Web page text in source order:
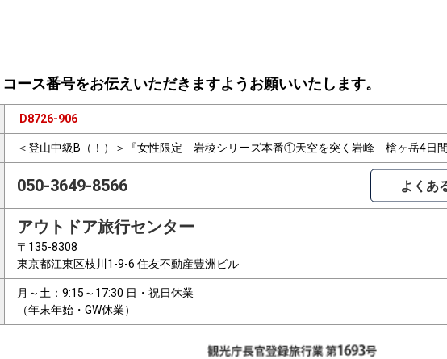
ース番号をお伝えいただきますようお願いいたします。
D8726-906
＜登山中級B（！）＞『女性限定 岩稜シリーズ本番①天空を突く岩峰 槍ヶ岳4日
050-3649-8566 よくあ
アウトドア旅行センター
〒135-8308
東京都江東区枝川1-9-6 住友不動産豊洲ビル
月～土：9:15～17:30 日・祝日休業
（年末年始・GW休業）